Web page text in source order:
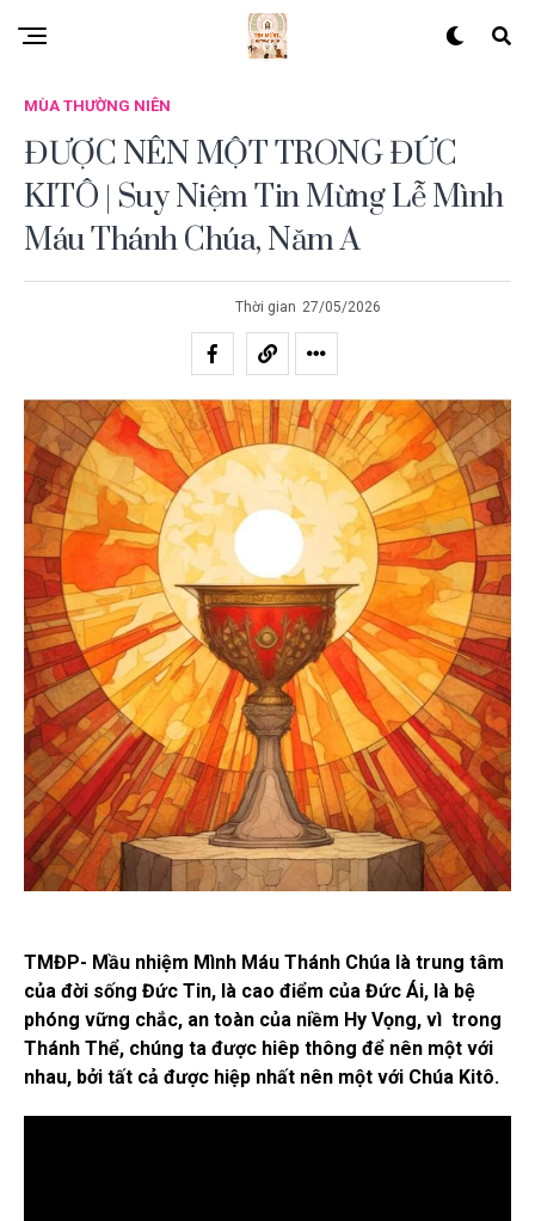
MÙA THƯỜNG NIÊN
ĐƯỢC NÊN MỘT TRONG ĐỨC
KITÔ | Suy Niệm Tin Mừng Lễ Mình
Máu Thánh Chúa, Năm A
Thời gian 27/05/2026
TMĐP- Mầu nhiệm Mình Máu Thánh Chúa là trung tâm
của đời sống Đức Tin, là cao điểm của Đức Ái, là bệ
phóng vững chắc, an toàn của niềm Hy Vọng, vì trong
Thánh Thể, chúng ta được hiêp thông để nên một với
nhau, bởi tất cả được hiệp nhất nên một với Chúa Kitô.